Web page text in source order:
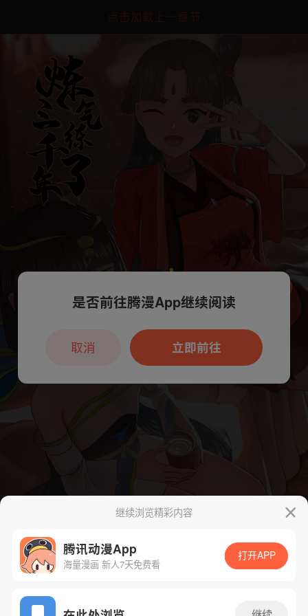
点击加载上一章节
App免费看
继续浏览精彩内容
腾讯动漫App
海量漫画 新人7天免费看
打开APP
本章节仅支持App阅读，可打开App新用
户7天免费看
是否前往腾漫App继续阅读
立即前往
取消